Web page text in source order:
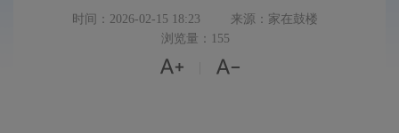
时间：2026-02-15 18:23
来源：家在鼓楼
浏览量：155
 